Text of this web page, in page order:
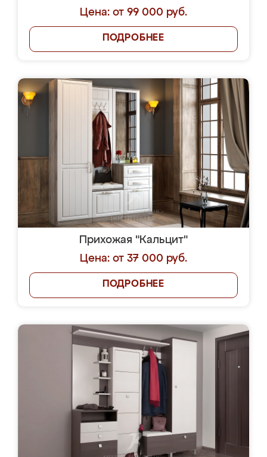
Цена: от 99 000 руб.
ПОДРОБНЕЕ
Прихожая "Кальцит"
Цена: от 37 000 руб.
ПОДРОБНЕЕ